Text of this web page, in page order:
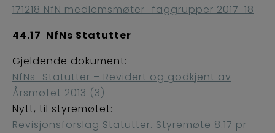
171218 NfN medlemsmøter_faggrupper 2017-18
44.17 NfNs Statutter
Gjeldende dokument:
NfNs_Statutter – Revidert og godkjent av
Årsmøtet 2013 (3)
Nytt, til styremøtet:
Revisjonsforslag Statutter. Styremøte 8.17 pr